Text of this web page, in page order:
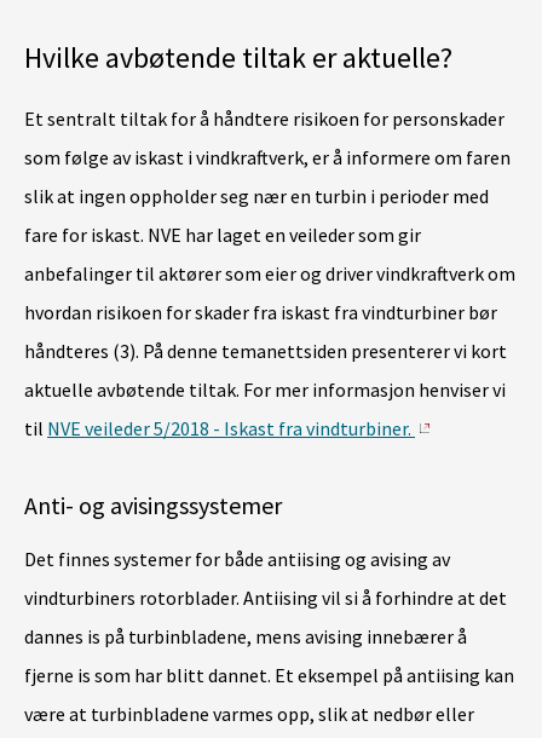
Hvilke avbøtende tiltak er aktuelle?
Et sentralt tiltak for å håndtere risikoen for personskader
som følge av iskast i vindkraftverk, er å informere om faren
slik at ingen oppholder seg nær en turbin i perioder med
fare for iskast. NVE har laget en veileder som gir
anbefalinger til aktører som eier og driver vindkraftverk om
hvordan risikoen for skader fra iskast fra vindturbiner bør
håndteres (3). På denne temanettsiden presenterer vi kort
aktuelle avbøtende tiltak. For mer informasjon henviser vi
til NVE veileder 5/2018 - Iskast fra vindturbiner.
Anti- og avisingssystemer
Det finnes systemer for både antiising og avising av
vindturbiners rotorblader. Antiising vil si å forhindre at det
dannes is på turbinbladene, mens avising innebærer å
fjerne is som har blitt dannet. Et eksempel på antiising kan
være at turbinbladene varmes opp, slik at nedbør eller